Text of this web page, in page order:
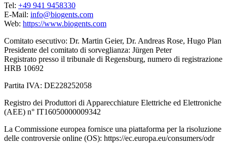
Tel: +49 941 9458330
E-Mail: info@biogents.com
Web: https://www.biogents.com
Comitato esecutivo: Dr. Martin Geier, Dr. Andreas Rose, Hugo Plan
Presidente del comitato di sorveglianza: Jürgen Peter
Registrato presso il tribunale di Regensburg, numero di registrazione
HRB 10692
Partita IVA: DE228252058
Registro dei Produttori di Apparecchiature Elettriche ed Elettroniche
(AEE) n° IT16050000009342
La Commissione europea fornisce una piattaforma per la risoluzione
delle controversie online (OS): https://ec.europa.eu/consumers/odr